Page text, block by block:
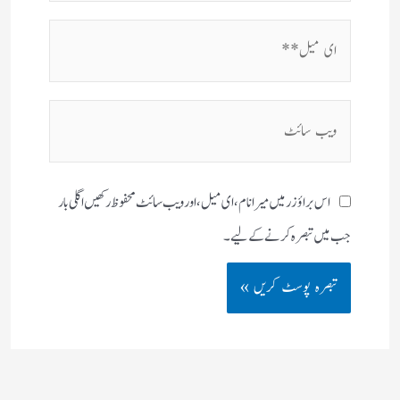
اس براؤزر میں میرا نام، ای میل، اور ویب سائٹ محفوظ رکھیں اگلی بار
جب میں تبصرہ کرنے کےلیے۔